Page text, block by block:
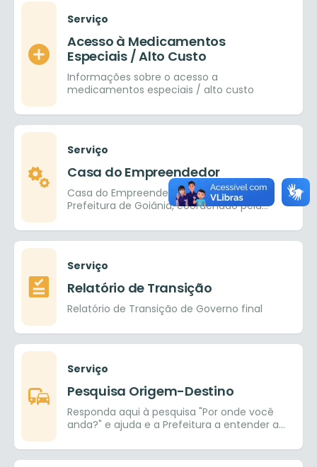
Serviço
Acesso à Medicamentos
Especiais / Alto Custo
Informações sobre o acesso a
medicamentos especiais / alto custo
Serviço
Casa do Empreendedor
Casa do Empreendedor é um espaço da
Prefeitura de Goiânia, coordenado pela
Indústria, Comércio, Agricultura e Serviços,
em parceria com o SEBRAE.
Serviço
Relatório de Transição
Relatório de Transição de Governo final
Serviço
Pesquisa Origem-Destino
Responda aqui à pesquisa "Por onde você
anda?" e ajuda e a Prefeitura a entender a